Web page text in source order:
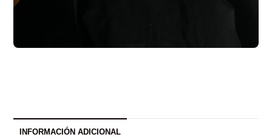
INFORMACIÓN ADICIONAL